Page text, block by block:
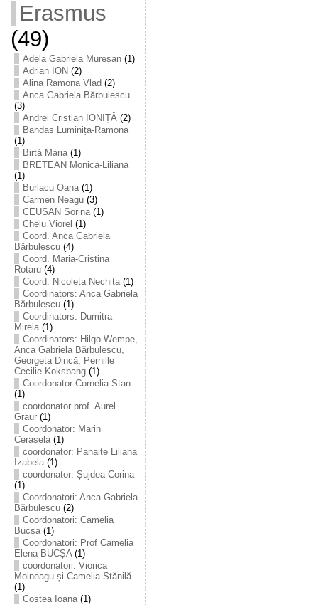
Erasmus
(49)
Adela Gabriela Mureșan(1)
Adrian ION (2)
Alina Ramona Vlad (2)
Anca Gabriela Bărbulescu
(3)
Andrei Cristian IONIȚĂ(2)
Bandas Luminița-Ramona
(1)
Birtá Mária(1)
BRETEAN Monica-Liliana
(1)
Burlacu Oana(1)
Carmen Neagu(3)
CEUȘAN Sorina(1)
Chelu Viorel (1)
Coord. Anca Gabriela
Bărbulescu(4)
Coord. Maria-Cristina
Rotaru(4)
Coord. Nicoleta Nechita(1)
Coordinators: Anca Gabriela
Bărbulescu(1)
Coordinators: Dumitra
Mirela(1)
Coordinators: Hilgo Wempe,
Anca Gabriela Bărbulescu,
Georgeta Dincă, Pernille
Cecilie Koksbang(1)
Coordonator Cornelia Stan
(1)
coordonator prof. Aurel
Graur(1)
Coordonator: Marin
Cerasela(1)
coordonator: Panaite Liliana
Izabela(1)
coordonator: Șujdea Corina
(1)
Coordonatori: Anca Gabriela
Bărbulescu(2)
Coordonatori: Camelia
Bucșa(1)
Coordonatori: Prof Camelia
Elena BUCȘA(1)
coordonatori: Viorica
Moineagu și Camelia Stănilă
(1)
Costea Ioana(1)